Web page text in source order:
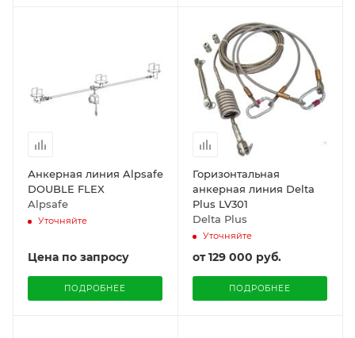
Анкерная линия Alpsafe
DOUBLE FLEX
Alpsafe
Уточняйте
Цена по запросу
ПОДРОБНЕЕ
Горизонтальная
анкерная линия Delta
Plus LV301
Delta Plus
Уточняйте
от129 000 руб.
ПОДРОБНЕЕ